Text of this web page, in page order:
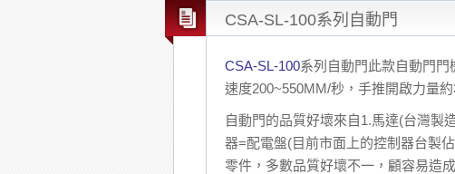
CSA-SL-100系列自動門
CSA-SL-100系列自動門此款自動門
速度200~550MM/秒，手推開啟力量
自動門的品質好壞來自1.馬達(台灣製
器=配電盤(目前市面上的控制器台製
零件，多數品質好壞不一，顧容易造